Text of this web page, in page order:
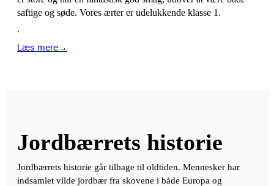
saftige og søde. Vores ærter er udelukkende klasse 1.
.
Læs mere→
Jordbærrets historie
Jordbærrets historie går tilbage til oldtiden. Mennesker har
indsamlet vilde jordbær fra skovene i både Europa og